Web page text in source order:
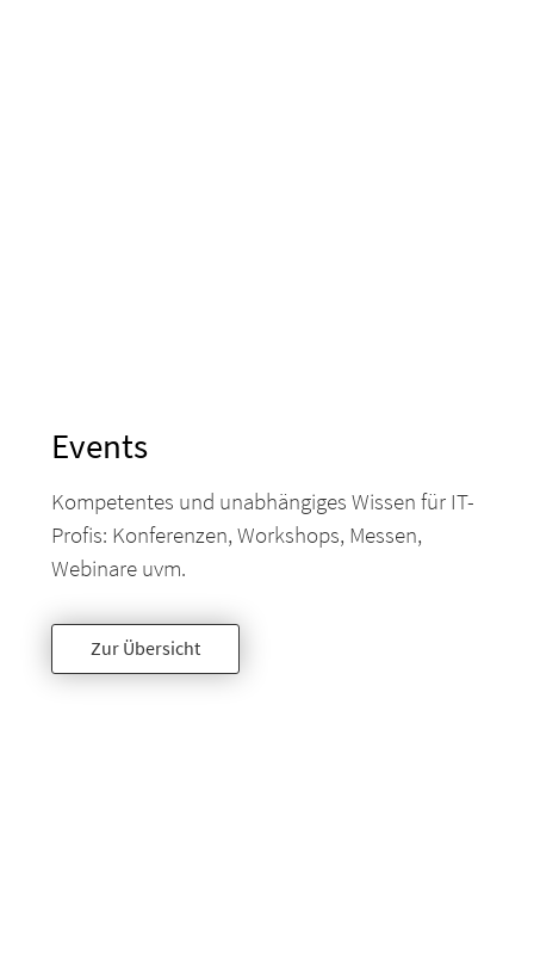
Events
Kompetentes und unabhängiges Wissen für IT-
Profis: Konferenzen, Workshops, Messen,
Webinare uvm.
Zur Übersicht